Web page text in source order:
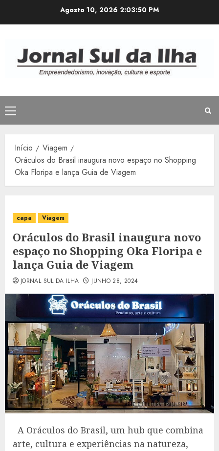
Agosto 10, 20262:03:51 PM
Menu
principal
Início
Viagem
Oráculos do Brasil inaugura novo espaço no Shopping
Oka Floripa e lança Guia de Viagem
capa Viagem
Oráculos do Brasil inaugura novo
espaço no Shopping Oka Floripa e
lança Guia de Viagem
JORNAL SUL DA ILHA JUNHO 28, 2024
A Oráculos do Brasil, um hub que combina
arte, cultura e experiências na natureza,